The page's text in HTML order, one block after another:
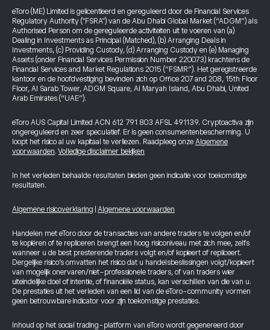
eToro (ME) Limited is gelicentieerd en gereguleerd door de Financial Services
Regulatory Authority ("FSRA") van de Abu Dhabi Global Market (“ADGM”) als
Authorised Person om de gereguleerde activiteiten uit te voeren van (a)
Dealing in Investments as Principal (Matched), (b) Arranging Deals in
Investments, (c) Providing Custody, (d) Arranging Custody en (e) Managing
Assets (onder Financial Services Permission Number 220073) krachtens de
Financial Services and Market Regulations 2015 (“FSMR”). Het geregistreerde
kantoor en de hoofdvestiging bevinden zich op Office 207 and 208, 15th Floor
Floor, Al Sarab Tower, ADGM Square, Al Maryah Island, Abu Dhabi, United
Arab Emirates (“UAE”).
eToro AUS Capital Limited ACN 612 791 803 AFSL 491139. Cryptoactiva zijn
ongereguleerd en zeer speculatief. Er is geen consumentenbescherming. U
loopt het risico al uw kapitaal te verliezen. Raadpleeg onze Algemene
voorwaarden.Volledige disclaimer bekijken
In het verleden behaalde resultaten bieden geen indicatie voor toekomstige
resultaten.
Algemene risicoverklaring Algemene voorwaarden
Handelen met eToro door de transacties van andere traders te volgen en/of
te kopiëren of te repliceren brengt een hoog risiconiveau met zich mee, zelfs
wanneer u de best presterende traders volgt en/of kopieert of repliceert.
Dergelijke risico’s omvatten het risico dat u handelsbeslissingen volgt/kopieert
van mogelijk onervaren/niet-professionele traders, of van traders wier
uiteindelijke doel of intentie, of financiële status, kan verschillen van die van u.
De prestaties uit het verleden van een lid van de eToro-community vormen
geen betrouwbare indicator voor zijn toekomstige prestaties.
Inhoud op het social trading-platform van eToro wordt gegenereerd door